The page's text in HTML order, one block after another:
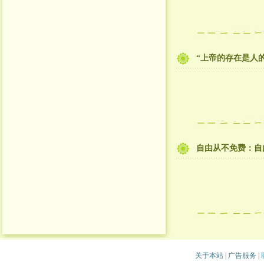
“上帝的存在是人
自由从不免费：
关于本站| 广告服务